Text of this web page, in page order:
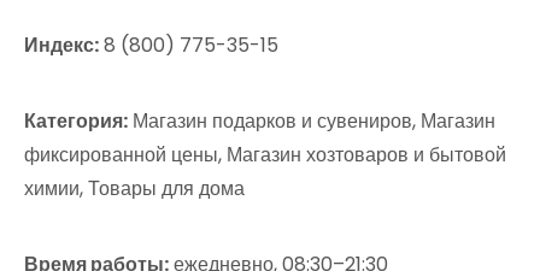
Индекс:8 (800) 775-35-15
Категория: Магазин подарков и сувениров, Магазин
фиксированной цены, Магазин хозтоваров и бытовой
химии, Товары для дома
Время работы:ежедневно, 08:30–21:30